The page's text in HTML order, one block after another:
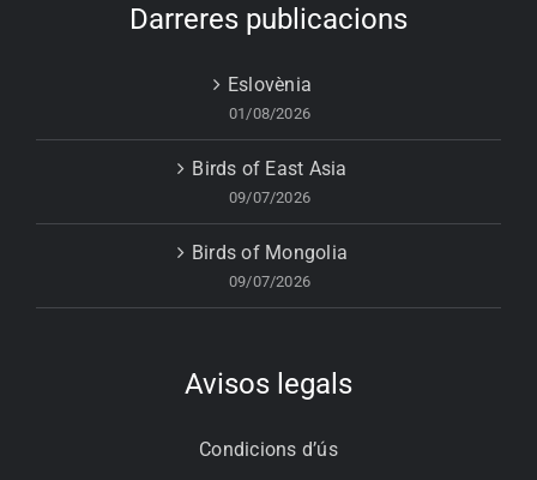
Darreres publicacions
Eslovènia
01/08/2026
Birds of East Asia
09/07/2026
Birds of Mongolia
09/07/2026
Avisos legals
Condicions d’ús